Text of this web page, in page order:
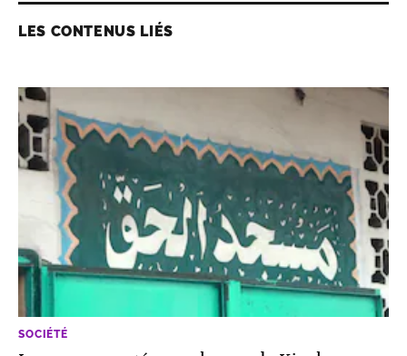
LES CONTENUS LIÉS
SOCIÉTÉ